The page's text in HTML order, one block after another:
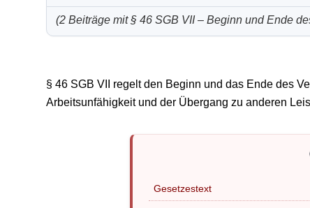
(2 Beiträge mit § 46 SGB VII – Beginn und Ende
§ 46 SGB VII regelt den Beginn und das Ende des
Arbeitsunfähigkeit und der Übergang zu anderen
Gesetzestext